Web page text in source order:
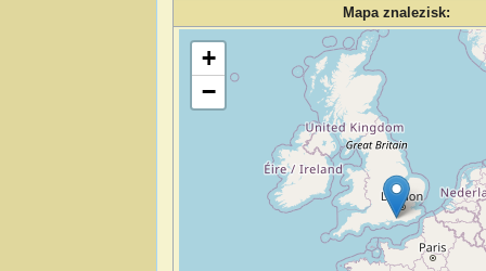
Mapa znalezisk:
Wczytywanie mapy…
+
−